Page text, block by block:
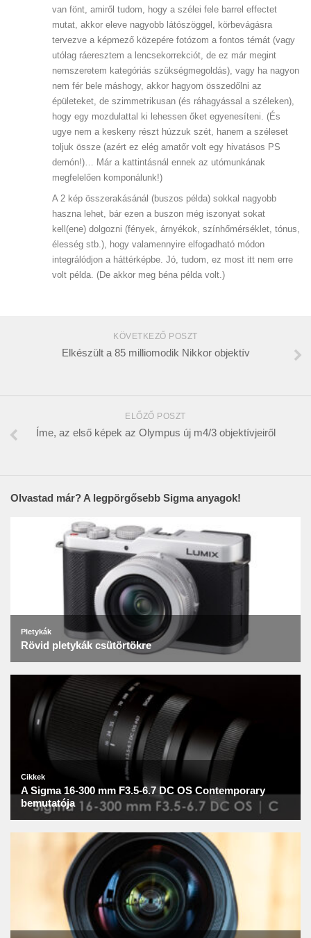
van fönt, amiről tudom, hogy a szélei fele barrel effectet
mutat, akkor eleve nagyobb látószöggel, körbevágásra
tervezve a képmező közepére fotózom a fontos témát (vagy
utólag ráeresztem a lencsekorrekciót, de ez már megint
nemszeretem kategóriás szükségmegoldás), vagy ha nagyon
nem fér bele máshogy, akkor hagyom összedőlni az
épületeket, de szimmetrikusan (és ráhagyással a széleken),
hogy egy mozdulattal ki lehessen őket egyenesíteni. (És
ugye nem a keskeny részt húzzuk szét, hanem a széleset
toljuk össze (azért ez elég amatőr volt egy hivatásos PS
demón!)… Már a kattintásnál ennek az utómunkának
megfelelően komponálunk!)
A 2 kép összerakásánál (buszos példa) sokkal nagyobb
haszna lehet, bár ezen a buszon még iszonyat sokat
kell(ene) dolgozni (fények, árnyékok, színhőmérséklet, tónus,
élesség stb.), hogy valamennyire elfogadható módon
integrálódjon a háttérképbe. Jó, tudom, ez most itt nem erre
volt példa. (De akkor meg béna példa volt.)
KÖVETKEZŐ POSZT
Elkészült a 85 milliomodik Nikkor objektív
ELŐZŐ POSZT
Íme, az első képek az Olympus új m4/3 objektívjeiről
Olvastad már? A legpörgősebb Sigma anyagok!